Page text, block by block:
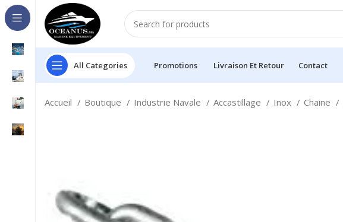
All Categories Promotions Livraison Et Retour Contact
Accueil Boutique Industrie Navale Accastillage Inox Chaine